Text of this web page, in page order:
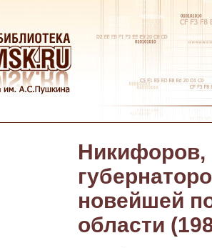
Никифоров,
новейшей
области